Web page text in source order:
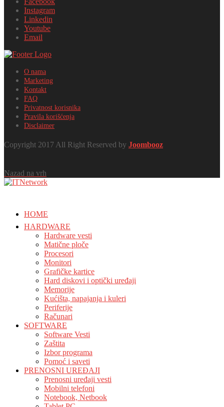
Instagram
Linkedin
Youtube
Email
O nama
Marketing
Kontakt
FAQ
Privatnost korisnika
Pravila korišćenja
Disclaimer
Copyright 2017 All Right Reserved by Joombooz
Nazad na vrh
HOME
HARDWARE
Hardware vesti
Matične ploče
Procesori
Monitori
Grafičke kartice
Hard diskovi i optički uređaji
Memorije
Kućišta, napajanja i kuleri
Periferije
Računari
SOFTWARE
Software Vesti
Zaštita
Izbor programa
Pomoć i saveti
PRENOSNI UREĐAJI
Prenosni uređaji vesti
Mobilni telefoni
Notebook, Netbook